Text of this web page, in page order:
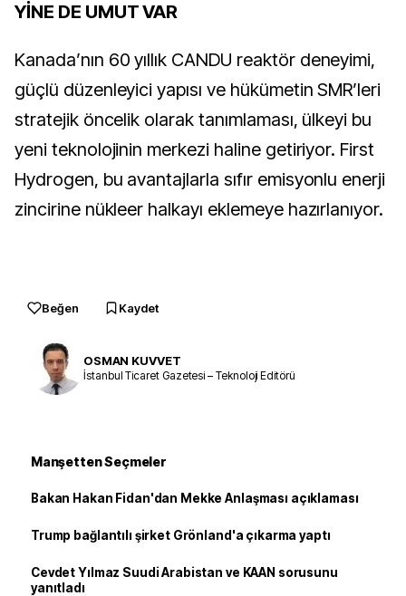
YİNE DE UMUT VAR
Kanada’nın 60 yıllık CANDU reaktör deneyimi,
güçlü düzenleyici yapısı ve hükümetin SMR’leri
stratejik öncelik olarak tanımlaması, ülkeyi bu
yeni teknolojinin merkezi haline getiriyor. First
Hydrogen, bu avantajlarla sıfır emisyonlu enerji
zincirine nükleer halkayı eklemeye hazırlanıyor.
Beğen Kaydet
OSMAN KUVVET
İstanbul Ticaret Gazetesi – Teknoloji Editörü
Manşetten Seçmeler
Bakan Hakan Fidan'dan Mekke Anlaşması açıklaması
Trump bağlantılı şirket Grönland'a çıkarma yaptı
Cevdet Yılmaz Suudi Arabistan ve KAAN sorusunu
yanıtladı